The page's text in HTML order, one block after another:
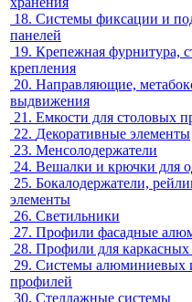
18. Системы фиксации и
панелей
19. Крепежная фурнитура,
крепления
20. Направляющие,
выдвижения
21. Емкости для столовых
22. Декоративные элементы
23. Менсолодержатели
24. Вешалки и крючки для
25. Бокалодержатели,
элементы
26. Светильники
27. Профили фасадные
28. Профили для каркасных
29. Системы алюминиевых
профилей
30. Стеллажные системы